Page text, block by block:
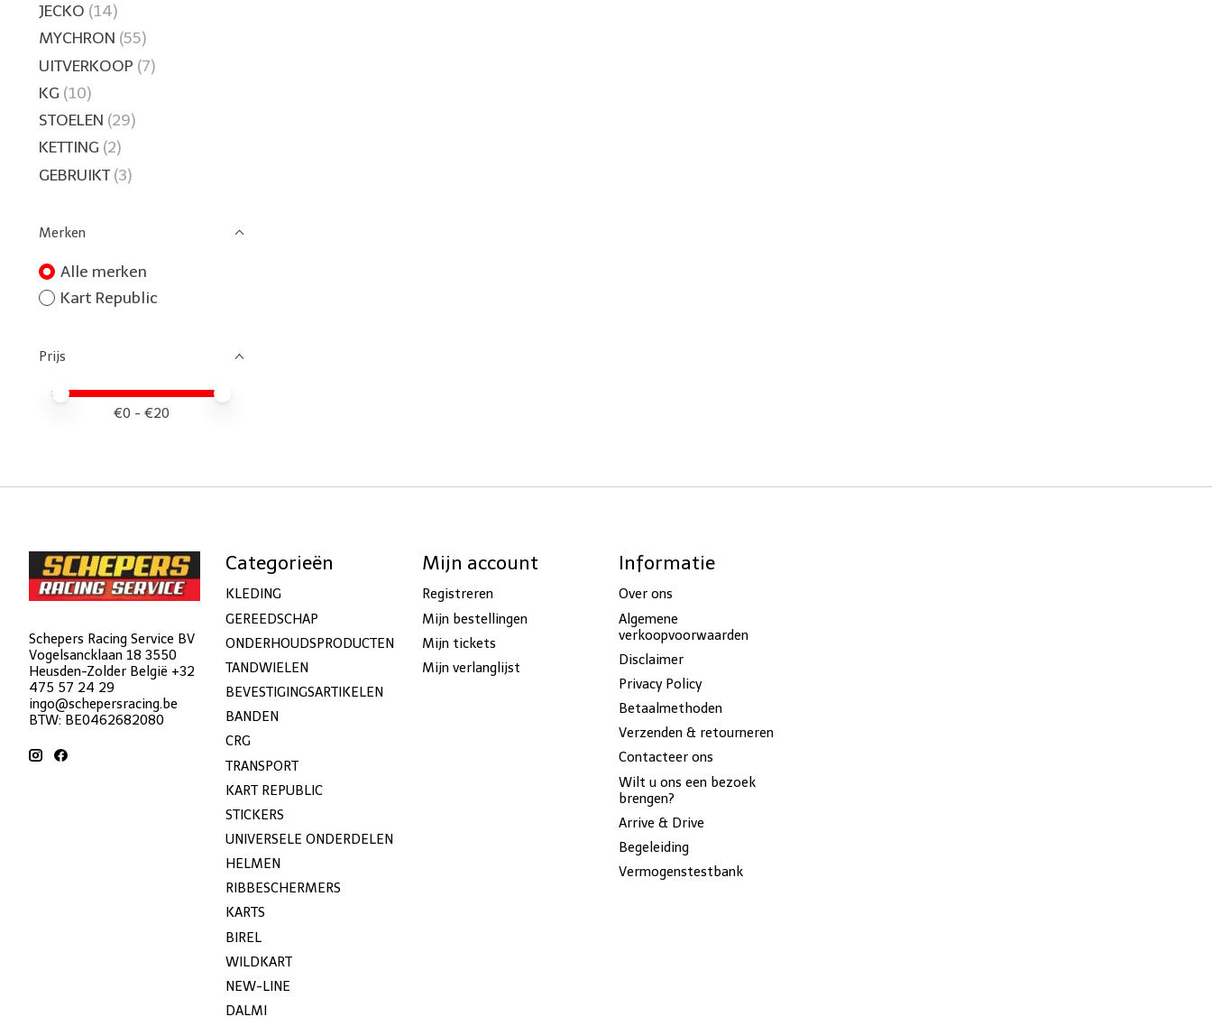
JECKO (14)
MYCHRON (55)
UITVERKOOP (7)
KG (10)
STOELEN (29)
KETTING (2)
GEBRUIKT (3)
Merken
Alle merken
Kart Republic
Prijs
Minimale prijswaarde
Price maximum value
€0 - €20
Schepers Racing Service BV
Vogelsancklaan 18 3550
Heusden-Zolder België +32
475 57 24 29
ingo@schepersracing.be
BTW: BE0462682080
Categorieën
KLEDING
GEREEDSCHAP
ONDERHOUDSPRODUCTEN
TANDWIELEN
BEVESTIGINGSARTIKELEN
BANDEN
CRG
TRANSPORT
KART REPUBLIC
STICKERS
UNIVERSELE ONDERDELEN
HELMEN
RIBBESCHERMERS
KARTS
BIREL
WILDKART
NEW-LINE
DALMI
Mijn account
Registreren
Mijn bestellingen
Mijn tickets
Mijn verlanglijst
Informatie
Over ons
Algemene
verkoopvoorwaarden
Disclaimer
Privacy Policy
Betaalmethoden
Verzenden & retourneren
Contacteer ons
Wilt u ons een bezoek
brengen?
Arrive & Drive
Begeleiding
Vermogenstestbank